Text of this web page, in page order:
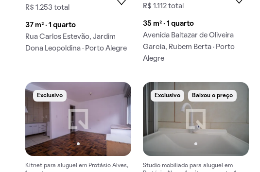
R$ 1.253 total
37 m² · 1 quarto
Rua Carlos Estevão, Jardim
Dona Leopoldina · Porto Alegre
R$ 1.112 total
35 m² · 1 quarto
Avenida Baltazar de Oliveira
Garcia, Rubem Berta · Porto
Alegre
Exclusivo
Kitnet para aluguel em Protásio Alves,
Exclusivo Baixou o preço
Studio mobiliado para aluguel em